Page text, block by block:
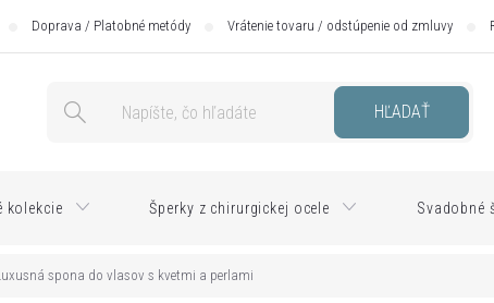
Doprava / Platobné metódy Vrátenie tovaru / odstúpenie od zmluvy
HĽADAŤ
kolekcie Šperky z chirurgickej ocele Svadobné
spona do vlasov s kvetmi a perlami